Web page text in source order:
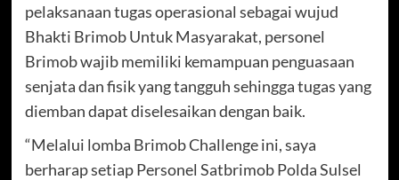
pelaksanaan tugas operasional sebagai wujud
Bhakti Brimob Untuk Masyarakat, personel
Brimob wajib memiliki kemampuan penguasaan
senjata dan fisik yang tangguh sehingga tugas yang
diemban dapat diselesaikan dengan baik.
“Melalui lomba Brimob Challenge ini, saya
berharap setiap Personel Satbrimob Polda Sulsel